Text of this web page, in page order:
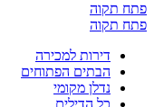
פתח תקוה
פתח תקוה
דירות למכירה
הבתים הפתוחים
נדלן מקומי
כל הדילים